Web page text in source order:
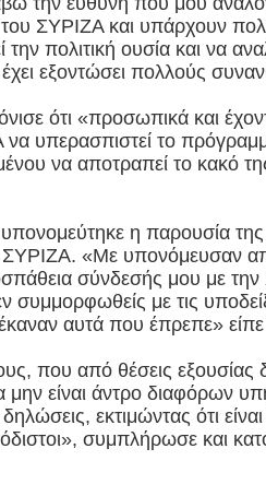
ΣΥΡΙΖΑ και υπάρχουν
πολιτική ουσία και να
έχει εξοντώσει πολλούς
ότι «προσωπικά και
υπερασπιστεί το
να αποτραπεί το κακό
η παρουσία
«Με υπονόμευσαν
σύνδεσής μου με
συμμορφωθείς με τις
αυτά που έπρεπε»
που από θέσεις
είναι άντρο διαφόρων
εκτιμώντας ότι
συμπλήρωσε και